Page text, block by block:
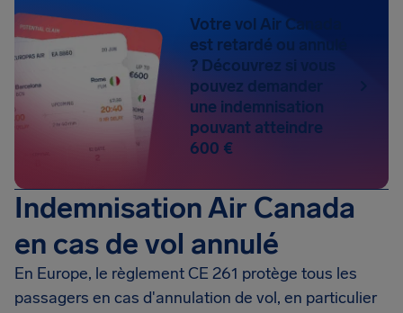
Votre vol Air Canada
est retardé ou annulé
? Découvrez si vous
pouvez demander
une indemnisation
pouvant atteindre
600 €
Indemnisation Air Canada
en cas de vol annulé
En Europe, le règlement CE 261 protège tous les
passagers en cas d'annulation de vol, en particulier